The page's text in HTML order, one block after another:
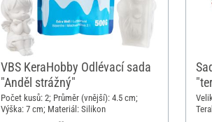
VBS KeraHobby Odlévací sada
"Anděl strážný"
Počet kusů: 2; Průměr (vnější): 4.5 cm;
Výška: 7 cm; Materiál: Silikon